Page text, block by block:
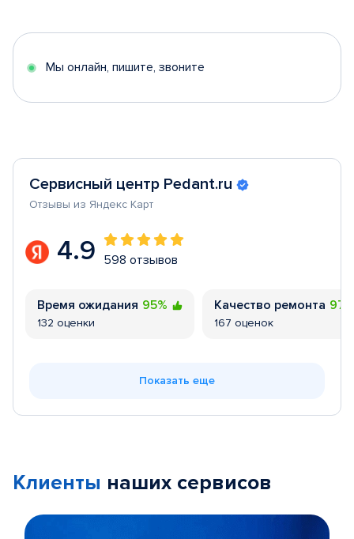
5
Мы онлайн, пишите, звоните
Сервисный центр Pedant.ru
Отзывы из Яндекс Карт
4.9 598 отзывов
Время ожидания 95%
132 оценки
Качество ремонта
167 оценок
Показать еще
Клиенты наших сервисов